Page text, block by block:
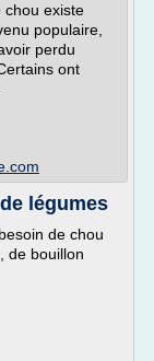
chou existe
populaire,
perdu
ont
légumes
de chou
de bouillon